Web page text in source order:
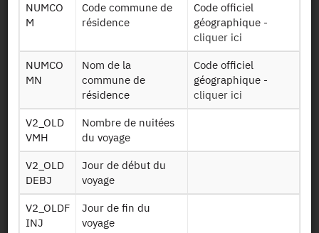
Télécharger
C info carnet
Informations sur
le carnet
Nomenclature
pays
Deploc vls
Déplacement
local et véhicule
K deploc
quotidienne et
locale par
NUMCO
M
Code commune de
résidence
Code officiel
géographique -
cliquer ici
NUMCO
MN
Nom de la
commune de
résidence
Code officiel
géographique -
cliquer ici
V2_OLD
VMH
Nombre de nuitées
du voyage
V2_OLD
DEBJ
Jour de début du
voyage
V2_OLDF
INJ
Jour de fin du
voyage